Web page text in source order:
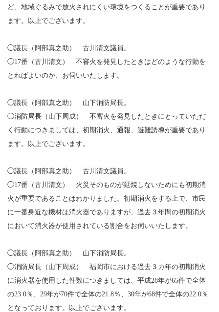
ど、地域ぐるみで放火されにくい環境をつくることが重要であり
ます。以上でございます。
◯議長（阿部真之助） 古川清文議員。
◯17番（古川清文） 不審火を発見したときはどのような行動を
とればよいのか、お伺いいたします。
◯議長（阿部真之助） 山下消防局長。
◯消防局長（山下周成） 不審火を発見したときにとっていただ
く行動につきましては、初期消火、通報、避難誘導が重要であり
ます。以上でございます。
◯議長（阿部真之助） 古川清文議員。
◯17番（古川清文） 火災そのものが延焼しないためにも初期消
火が重要であることはわかりました。初期消火をする上で、市民
に一番身近な機材は消火器でありますが、過去３年間の初期消火
において消火器が使用されている割合をお伺いいたします。
◯議長（阿部真之助） 山下消防局長。
◯消防局長（山下周成） 福岡市における過去３カ年の初期消火
に消火器を使用した件数につきましては、平成28年が65件で全体
の23.0％、29年が70件で全体の21.8％、30年が68件で全体の22.0％
となっております。以上でございます。